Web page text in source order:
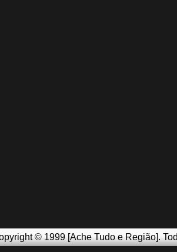
© 1999 [Ache Tudo e Região].